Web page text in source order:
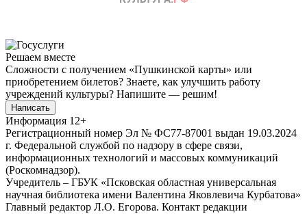
Решаем вместе
Сложности с получением «Пушкинской карты» или
приобретением билетов? Знаете, как улучшить работу
учреждений культуры? Напишите — решим!
Написать
Информация 12+
Регистрационный номер Эл № ФС77-87001 выдан 19.03.2024
г. Федеральной службой по надзору в сфере связи,
информационных технологий и массовых коммуникаций
(Роскомнадзор).
Учредитель – ГБУК «Псковская областная универсальная
научная библиотека имени Валентина Яковлевича Курбатова»
Главный редактор Л.О. Егорова. Контакт редакции